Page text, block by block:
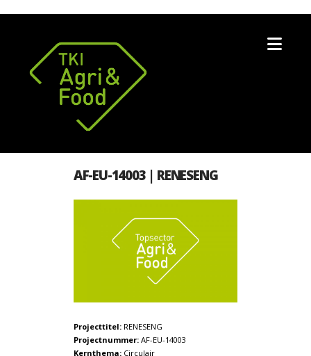
AF-EU-14003 | RENESENG
Projecttitel:RENESENG
Projectnummer:AF-EU-14003
Kernthema:Circulair